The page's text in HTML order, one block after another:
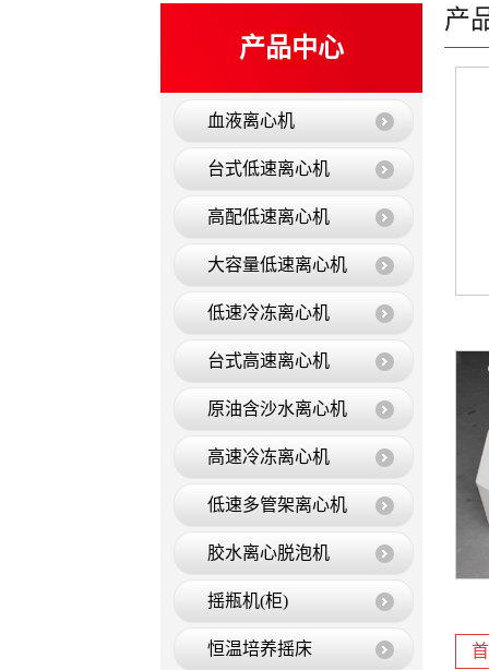
产品中心
血液离心机
台式低速离心机
高配低速离心机
大容量低速离心机
低速冷冻离心机
台式高速离心机
原油含沙水离心机
高速冷冻离心机
低速多管架离心机
胶水离心脱泡机
摇瓶机(柜)
恒温培养摇床
产